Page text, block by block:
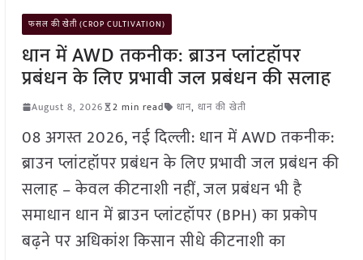
फसल की खेती (CROP CULTIVATION)
धान में AWD तकनीक: ब्राउन प्लांटहॉपर
प्रबंधन के लिए प्रभावी जल प्रबंधन की सलाह
August 8, 2026 2 min read धान, धान की खेती
08 अगस्त 2026, नई दिल्ली: धान में AWD तकनीक:
ब्राउन प्लांटहॉपर प्रबंधन के लिए प्रभावी जल प्रबंधन की
सलाह – केवल कीटनाशी नहीं, जल प्रबंधन भी है
समाधान धान में ब्राउन प्लांटहॉपर (BPH) का प्रकोप
बढ़ने पर अधिकांश किसान सीधे कीटनाशी का